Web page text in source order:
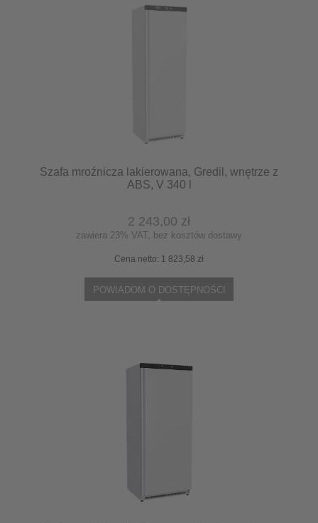
Szafa mroźnicza lakierowana, Gredil, wnętrze z
ABS, V 340 l
2 243,00 zł
zawiera 23% VAT, bez kosztów dostawy
Cena netto: 1 823,58 zł
POWIADOM O DOSTĘPNOŚCI